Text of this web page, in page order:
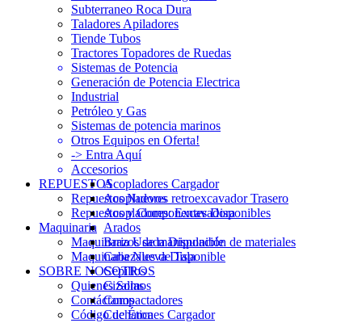
Subterraneo Roca Dura
Taladores Apiladores
Tiende Tubos
Tractores Topadores de Ruedas
Sistemas de Potencia
Generación de Potencia Electrica
Industrial
Petróleo y Gas
Sistemas de potencia marinos
Otros Equipos en Oferta!
-> Entra Aquí
Accesorios
Acopladores Cargador
Acopladores retroexcavador Trasero
Acopladores: Excavadora
Arados
Brazos de manipulación de materiales
Cabezales de Tala
Cepillos
Cizallas
Compactadores
Cucharones Cargador
REPUESTOS
Repuestos Nuevos
Repuestos y Componentes Disponibles
Maquinaria
Maquinaria Usada Disponible
Maquinaria Nueva Disponible
SOBRE NOSOTROS
Quienes Somos
Contáctanos
Código de Ética